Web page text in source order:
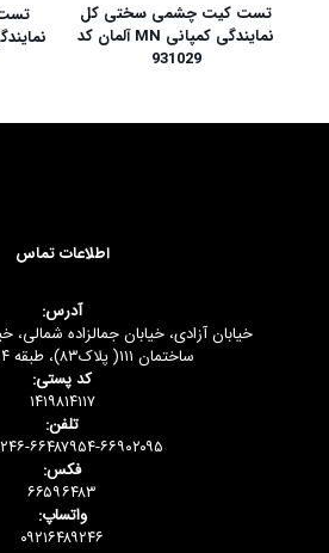
تست کیت چشمی سختی کل
نمایندگی کمپانی MN آلمان کد
931029
اطلاعات تماس
آدرس:
خیابان آزادی، خیابان جمالزاده
ساختمان ۱۱۱( پلاک۸۳)، طبقه ۴، واحد ۱۳B
کد پستی:
۱۴۱۹۸۱۴۱۱۷
تلفن:
۶۶۴۸۹۲۴۶-۶۶۴۸۷۹۵۴-
فکس:
۶۶۵۹۶۴۸۳
واتساپ:
۰۹۲۱۶۴۸۹۲۴۶